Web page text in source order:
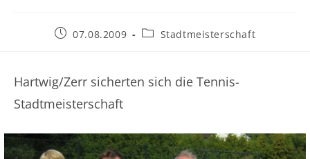
Beitrag07.08.2009
Beitrags-
Stadtmeisterschaft
Hartwig/Zerr sicherten sich die Tennis-
Stadtmeisterschaft